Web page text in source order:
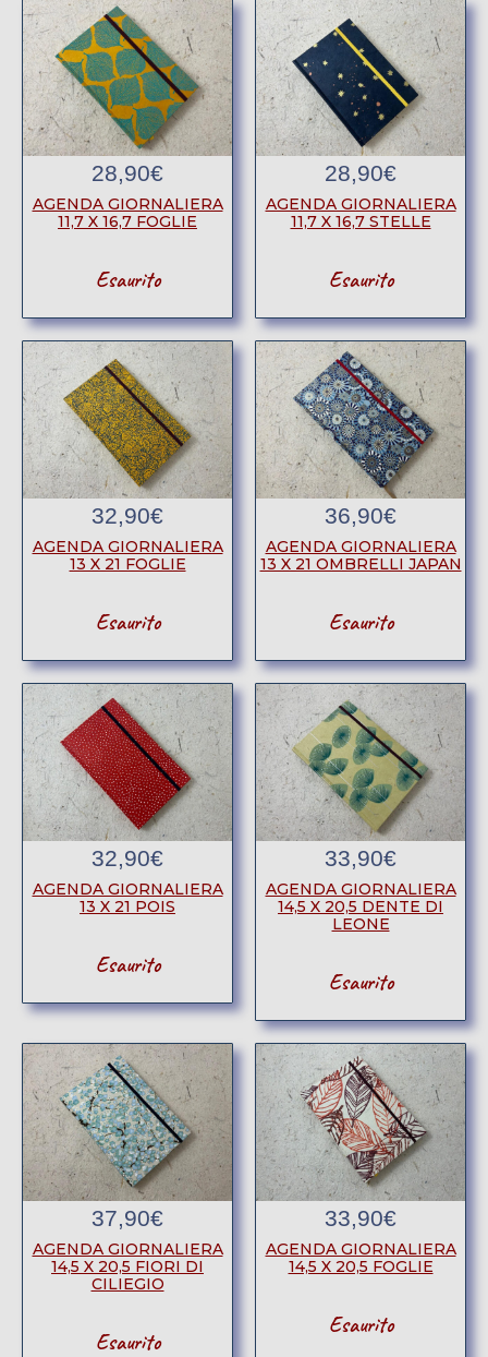
28,90€
AGENDA GIORNALIERA
11,7 X 16,7 FOGLIE
Esaurito
28,90€
AGENDA GIORNALIERA
11,7 X 16,7 STELLE
Esaurito
32,90€
AGENDA GIORNALIERA
13 X 21 FOGLIE
Esaurito
36,90€
AGENDA GIORNALIERA
13 X 21 OMBRELLI JAPAN
Esaurito
32,90€
AGENDA GIORNALIERA
13 X 21 POIS
Esaurito
33,90€
AGENDA GIORNALIERA
14,5 X 20,5 DENTE DI
LEONE
Esaurito
37,90€
AGENDA GIORNALIERA
14,5 X 20,5 FIORI DI
CILIEGIO
Esaurito
33,90€
AGENDA GIORNALIERA
14,5 X 20,5 FOGLIE
Esaurito